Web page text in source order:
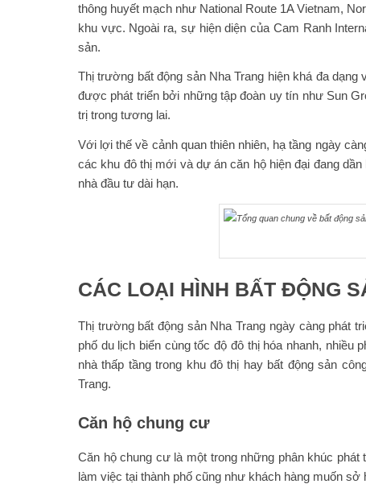
thông huyết mạch như National Route 1A Vietnam,
khu vực. Ngoài ra, sự hiện diện của Cam Ranh
sản.
Thị trường bất động sản Nha Trang hiện khá đa
được phát triển bởi những tập đoàn uy tín như Sun
trị trong tương lai.
Với lợi thế về cảnh quan thiên nhiên, hạ tầng ngày
các khu đô thị mới và dự án căn hộ hiện đại đang
nhà đầu tư dài hạn.
CÁC LOẠI HÌNH BẤT ĐỘNG
Thị trường bất động sản Nha Trang ngày càng phát
phố du lịch biển cùng tốc độ đô thị hóa nhanh,
nhà thấp tầng trong khu đô thị hay bất động sản
Trang.
Căn hộ chung cư
Căn hộ chung cư là một trong những phân khúc
làm việc tại thành phố cũng như khách hàng muốn sở